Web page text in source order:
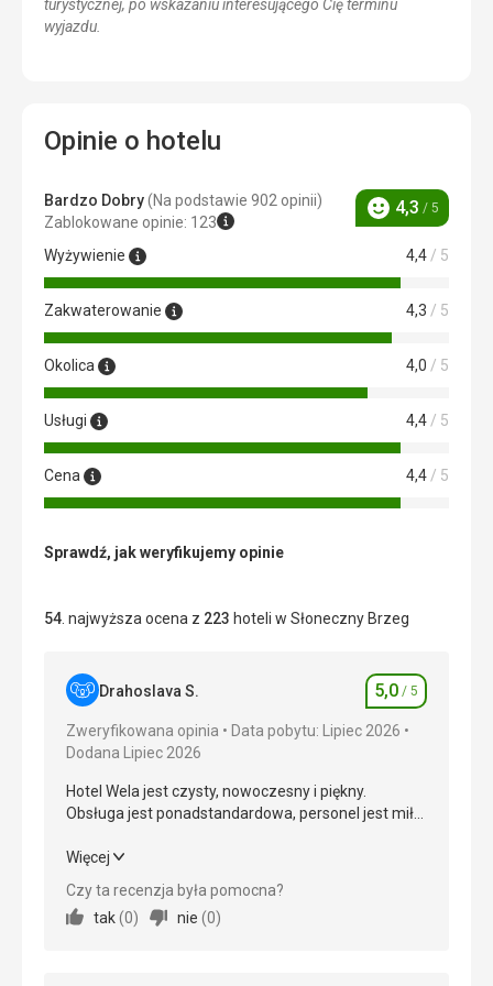
turystycznej, po wskazaniu interesującego Cię terminu
wyjazdu.
Opinie o hotelu
Bardzo Dobry(Na podstawie 902 opinii)
Zablokowane opinie: 123
Ocena
4,3 / 5
Wyżywienie 4,4 / 5
Zakwaterowanie 4,3 / 5
Okolica 4,0 / 5
Usługi 4,4 / 5
Cena 4,4 / 5
Sprawdź, jak weryfikujemy opinie
54 . najwyższa ocena z 223 hoteli w Słoneczny Brzeg
Drahoslava S. Ocena
5,0 / 5
Zweryfikowana opinia
Data pobytu: Lipiec 2026
Dodana Lipiec 2026
Hotel Wela jest czysty, nowoczesny i piękny.
Obsługa jest ponadstandardowa, personel jest miły
Hotel Wela jest czysty, nowoczesny i piękny.
i przyjazny.
Więcej
Czy ta recenzja była pomocna?
tak(0) nie (0)